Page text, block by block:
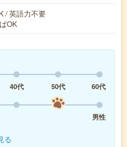
/ 英語力不要
OK
40代 50代
60代
男性
る